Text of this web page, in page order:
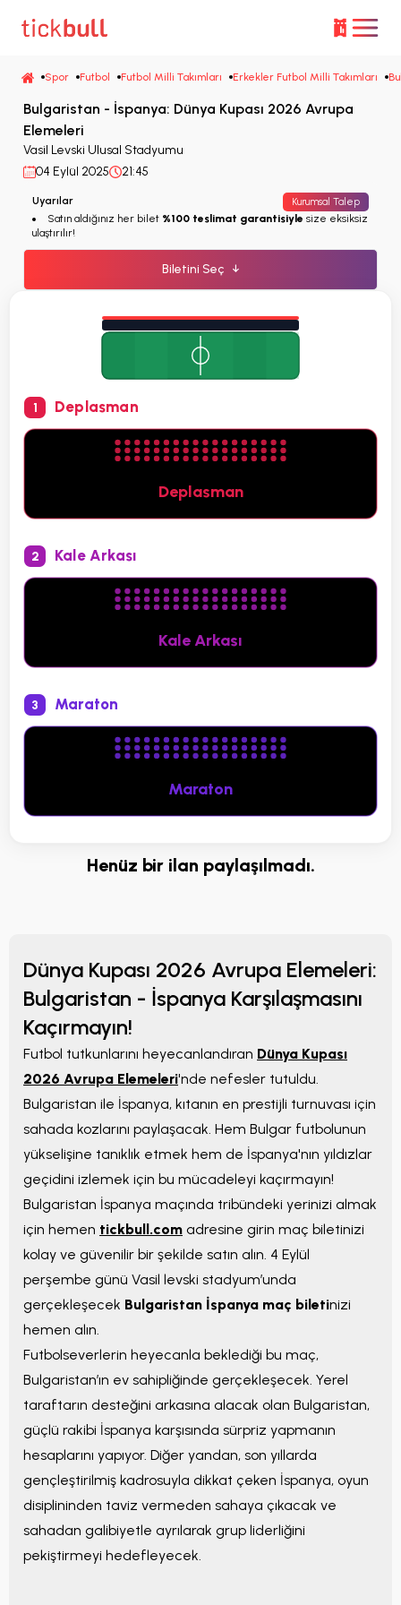
Spor Futbol Futbol Milli Takımları Erkekler Futbol Milli Takımları
1 Deplasman
Deplasman
2 Kale Arkası
Kale Arkası
3 Maraton
Maraton
Henüz bir ilan paylaşılmadı.
Bulgaristan - İspanya: Dünya Kupası 2026 Avrupa
Elemeleri
Vasil Levski Ulusal Stadyumu
04 Eylül 2025
21:45
Uyarılar Kurumsal Talep
Satın aldığınız her bilet %100 teslimat garantisiyle size eksiksiz
ulaştırılır!
Biletini Seç ↓
Dünya Kupası 2026 Avrupa Elemeleri:
Bulgaristan - İspanya Karşılaşmasını
Kaçırmayın!
Futbol tutkunlarını heyecanlandıran Dünya Kupası
2026 Avrupa Elemeleri'nde nefesler tutuldu.
Bulgaristan ile İspanya, kıtanın en prestijli turnuvası için
sahada kozlarını paylaşacak. Hem Bulgar futbolunun
yükselişine tanıklık etmek hem de İspanya'nın yıldızlar
geçidini izlemek için bu mücadeleyi kaçırmayın!
Bulgaristan İspanya maçında tribündeki yerinizi almak
için hemen tickbull.com adresine girin maç biletinizi
kolay ve güvenilir bir şekilde satın alın. 4 Eylül
perşembe günü Vasil levski stadyum’unda
gerçekleşecek Bulgaristan İspanya maç biletinizi
hemen alın.
Futbolseverlerin heyecanla beklediği bu maç,
Bulgaristan’ın ev sahipliğinde gerçekleşecek. Yerel
taraftarın desteğini arkasına alacak olan Bulgaristan,
güçlü rakibi İspanya karşısında sürpriz yapmanın
hesaplarını yapıyor. Diğer yandan, son yıllarda
gençleştirilmiş kadrosuyla dikkat çeken İspanya, oyun
disiplininden taviz vermeden sahaya çıkacak ve
sahadan galibiyetle ayrılarak grup liderliğini
pekiştirmeyi hedefleyecek.